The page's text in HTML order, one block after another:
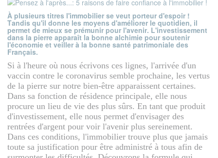
À plusieurs titres l'immobilier se veut porteur d'espoir !
Tandis qu'il donne les moyens d'améliorer le quotidien, il
permet de mieux se prémunir pour l'avenir. L'investissement
dans la pierre apparaît la bonne alchimie pour soutenir
l'économie et veiller à la bonne santé patrimoniale des
Français.
Si à l'heure où nous écrivons ces lignes, l'arrivée d'un
vaccin contre le coronavirus semble prochaine, les vertus
de la pierre sur notre bien-être apparaissent certaines.
Dans sa fonction de résidence principale, elle nous
procure un lieu de vie des plus sûrs. En tant que produit
d'investissement, elle nous permet d'envisager des
rentrées d'argent pour voir l'avenir plus sereinement.
Dans ces conditions, l'immobilier trouve plus que jamais
toute sa justification pour être administré à tous afin de